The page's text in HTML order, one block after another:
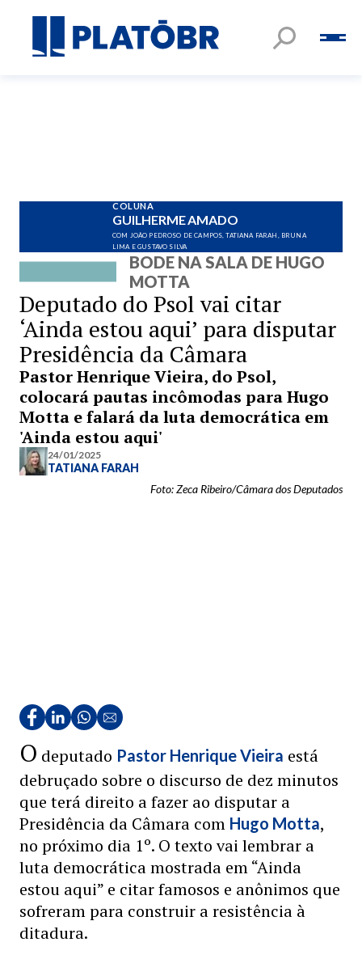
COLUNA
GUILHERME AMADO
COM JOÃO PEDROSO DE CAMPOS, TATIANA FARAH, BRUNA
LIMA E GUSTAVO SILVA
BODE NA SALA DE HUGO
MOTTA
Deputado do Psol vai citar
‘Ainda estou aqui’ para disputar
Presidência da Câmara
Pastor Henrique Vieira, do Psol,
colocará pautas incômodas para Hugo
Motta e falará da luta democrática em
'Ainda estou aqui'
24/01/2025
TATIANA FARAH
Foto: Zeca Ribeiro/Câmara dos Deputados
O deputado Pastor Henrique Vieira está
debruçado sobre o discurso de dez minutos
que terá direito a fazer ao disputar a
Presidência da Câmara com Hugo Motta,
no próximo dia 1º. O texto vai lembrar a
luta democrática mostrada em “Ainda
estou aqui” e citar famosos e anônimos que
sofreram para construir a resistência à
ditadura.